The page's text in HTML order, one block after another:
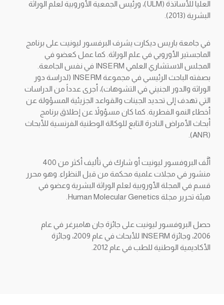
العليا للأساتذة (ULM)، ورئيس الجمعية الأوروبية لعلم الوراثة
البشرية (2013).
في جامعة باريس ديكارت يشرف البرفسور ليونيت على برنامج
الماجستير الأوروبي في علم الوراثة. كما عمل كعضو في
المجلس الاستشاري العلمي INSERM في نفس الجامعة.
بصفته الباحث الرئيسي في مجموعة INSERM (لدراسة دور
الوراثة والدور الجنيني في التشوهات)، أجرى عدداً من الدراسات
التي تهدف إلى تحديد الجينات والقواعد الجزيئية المسؤولة عن
أخطاء النمو الفطرية. كما كان مسؤولاً عن إطلاق برنامج
أبحاث الأمراض النادرة التابع للوكالة الوطنية الفرنسية للأبحاث
(ANR).
ألَّف البروفسور ليونيت أو شارك في تأليف أكثر من 400
منشور في مجلات علمية محكمة من قبل النظراء. وهو محرر
قسم في المجلة الأوروبية لعلم الوراثة البشرية وعضو في
هيئة تحرير مجلة Human Molecular Genetics.
حصل البروفسور ليونيت على جائزة جان هامبرغر في عام
2006، وجائزة INSERM للأبحاث في عام 2009، وجائزة
الأكاديمية الوطنية للطب في عام 2012.